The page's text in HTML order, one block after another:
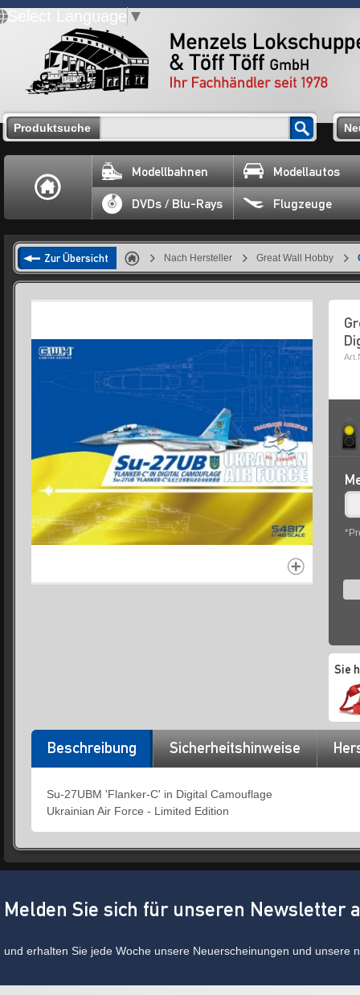
Select Language ▼
Produktsuche
Modellbahnen Modellautos
DVDs / Blu-Rays Flugzeuge
Zur Übersicht Nach Hersteller Great Wall Hobby
Sie
Beschreibung Sicherheitshinweise
Su-27UBM 'Flanker-C' in Digital Camouflage
Ukrainian Air Force - Limited Edition
Melden Sie sich für unseren Newsletter
und erhalten Sie jede Woche unsere Neuerscheinungen und unsere